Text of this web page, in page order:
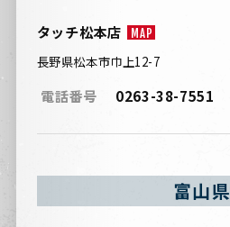
タッチ松本店 MAP
長野県松本市巾上12-7
電話番号 0263-38-7551
富山県